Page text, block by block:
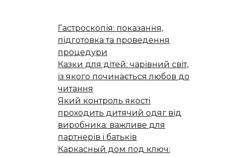
Гастроскопія: показання,
підготовка та проведення
процедури
Казки для дітей: чарівний світ,
із якого починається любов до
читання
Який контроль якості
проходить дитячий одяг від
виробника: важливе для
партнерів і батьків
Каркасный дом под ключ: